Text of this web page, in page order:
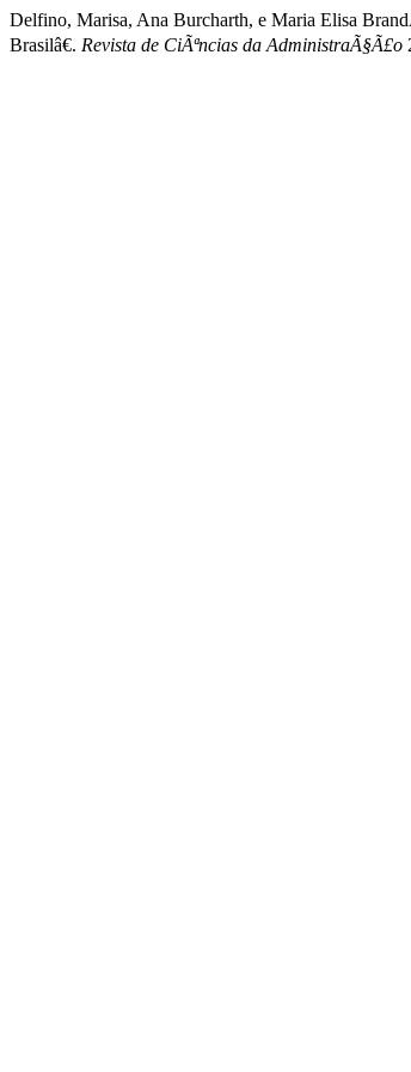
Delfino, Marisa, Ana Burcharth, e Maria Elisa
Brasilâ€. Revista de CiÃªncias da AdministraÃ§Ã£o